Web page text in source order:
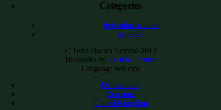
Categories
festivaluri istorice
generale
© Terra Dacica Aeterna 2013
BizStudio by Sketch Themes
Language Selector
Deutschland
România
United Kingdom